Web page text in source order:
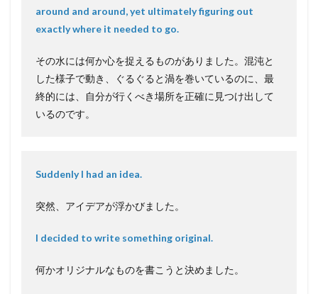
around and around, yet ultimately figuring out
exactly where it needed to go.
その水には何か心を捉えるものがありました。混沌と
した様子で動き、ぐるぐると渦を巻いているのに、最
終的には、自分が行くべき場所を正確に見つけ出して
いるのです。
Suddenly I had an idea.
突然、アイデアが浮かびました。
I decided to write something original.
何かオリジナルなものを書こうと決めました。